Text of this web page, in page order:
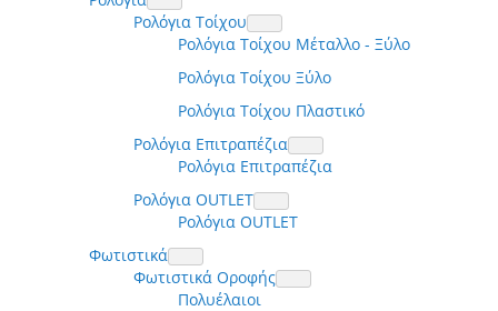
Ρολόγια Τοίχου
Ρολόγια Τοίχου Μέταλλο - Ξύλο
Ρολόγια Τοίχου Ξύλο
Ρολόγια Τοίχου Πλαστικό
Ρολόγια Επιτραπέζια
Ρολόγια Επιτραπέζια
Ρολόγια OUTLET
Ρολόγια OUTLET
Φωτιστικά
Φωτιστικά Οροφής
Πολυέλαιοι